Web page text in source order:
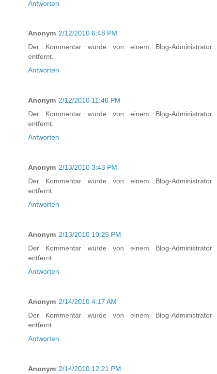
Antworten
Anonym 2/12/2010 6:48 PM
Der Kommentar wurde von einem Blog-Administrator
entfernt.
Antworten
Anonym 2/12/2010 11:46 PM
Der Kommentar wurde von einem Blog-Administrator
entfernt.
Antworten
Anonym 2/13/2010 3:43 PM
Der Kommentar wurde von einem Blog-Administrator
entfernt.
Antworten
Anonym 2/13/2010 10:25 PM
Der Kommentar wurde von einem Blog-Administrator
entfernt.
Antworten
Anonym 2/14/2010 4:17 AM
Der Kommentar wurde von einem Blog-Administrator
entfernt.
Antworten
Anonym 2/14/2010 12:21 PM